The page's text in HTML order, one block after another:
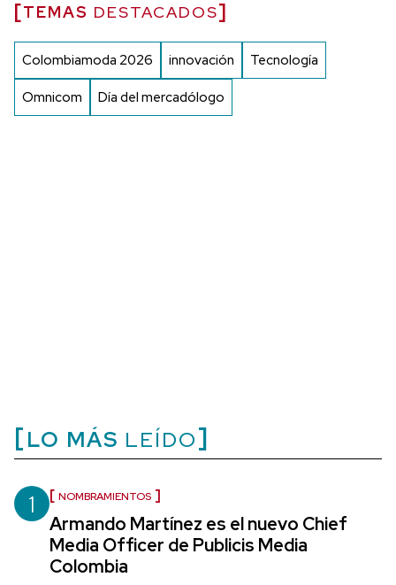
TEMAS DESTACADOS
Colombiamoda 2026 innovación Tecnología
Omnicom Día del mercadólogo
LO MÁS LEÍDO
1 NOMBRAMIENTOS
Armando Martínez es el nuevo Chief
Media Officer de Publicis Media
Colombia